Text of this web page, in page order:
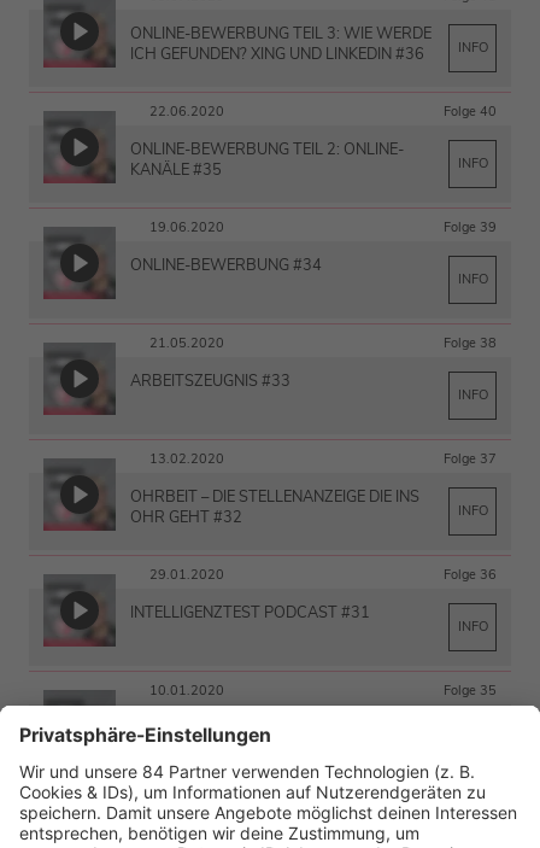
ONLINE-BEWERBUNG TEIL 3: WIE WERDE
ICH GEFUNDEN? XING UND LINKEDIN #36
INFO
22.06.2020 Folge 40
ONLINE-BEWERBUNG TEIL 2: ONLINE-
KANÄLE #35
INFO
19.06.2020 Folge 39
ONLINE-BEWERBUNG #34
INFO
21.05.2020 Folge 38
ARBEITSZEUGNIS #33
INFO
13.02.2020 Folge 37
OHRBEIT – DIE STELLENANZEIGE DIE INS
OHR GEHT #32
INFO
29.01.2020 Folge 36
INTELLIGENZTEST PODCAST #31
INFO
10.01.2020 Folge 35
REIF FÜR DEN JOBWECHSEL? #30
11.12.2019 Folge 34